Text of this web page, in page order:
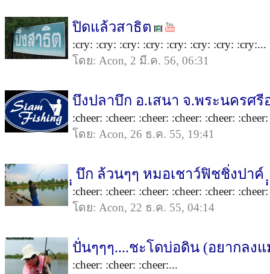
ปิดแล้วสาธิต
:cry: :cry: :cry: :cry: :cry: :cry: :cry: :cry:...
โดย: Acon, 2 มี.ค. 56, 06:31
บึงปลาบึก อ.เสนา จ.พระนครศรี
:cheer: :cheer: :cheer: :cheer: :cheer:
โดย: Acon, 26 ธ.ค. 55, 19:41
ฺฺฺ บึก ล้วนๆๆ หมอเชาว์ฟิชชิ่งปาค์ ฺฺฺ
:cheer: :cheer: :cheer: :cheer: :cheer:
โดย: Acon, 22 ธ.ค. 55, 04:14
ปั่นๆๆๆ....ชะโดบ่อดิน (อยากลงแ
:cheer: :cheer: :cheer:...